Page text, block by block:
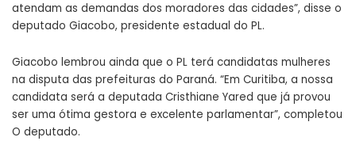
atendam as demandas dos moradores das cidades”, disse o
deputado Giacobo, presidente estadual do PL.
Giacobo lembrou ainda que o PL terá candidatas mulheres
na disputa das prefeituras do Paraná. “Em Curitiba, a nossa
candidata será a deputada Cristhiane Yared que já provou
ser uma ótima gestora e excelente parlamentar”, completou
O deputado.